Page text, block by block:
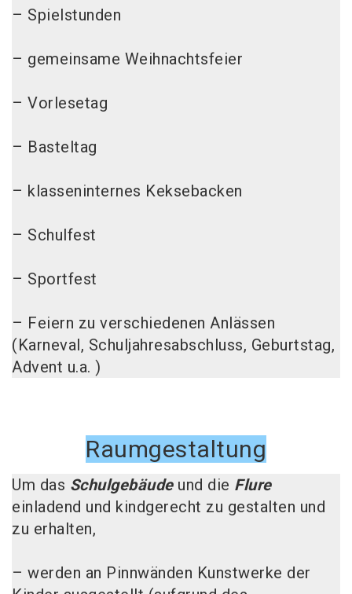
– Spielstunden
– gemeinsame Weihnachtsfeier
– Vorlesetag
– Basteltag
– klasseninternes Keksebacken
– Schulfest
– Sportfest
– Feiern zu verschiedenen Anlässen
(Karneval, Schuljahresabschluss, Geburtstag,
Advent u.a. )
Raumgestaltung
Um das Schulgebäudeund die Flure
einladend und kindgerecht zu gestalten und
zu erhalten,
– werden an Pinnwänden Kunstwerke der